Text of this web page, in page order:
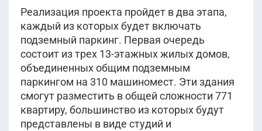
Реализация проекта пройдет в два этапа,
каждый из которых будет включать
подземный паркинг. Первая очередь
состоит из трех 13-этажных жилых домов,
объединенных общим подземным
паркингом на 310 машиномест. Эти здания
смогут разместить в общей сложности 771
квартиру, большинство из которых будут
представлены в виде студий и